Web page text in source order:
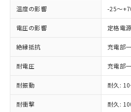
温度の影響 -25～
電圧の影響 定格電
絶縁抵抗 充電部
耐電圧 充電部
耐振動 耐久:
耐衝撃 耐久:
本サービスは、当社
商品の当社在庫状況
(税抜)を提供させて
当社制御機器事業取
本サービスの対象外
ことをご了承くださ
在庫状況および標準
記載している更新日
タに基づき作成され
調査・確認中：EU RoHS
非含有の対応状況を調査中
商品です。
非該当品：ライセンス料な
害物質有無と関係のない商
仕入先様の事情により、非
いたものが、含有品と判明
むを得ず変更することがあ
鉛(Pb) 1000ppm以下、 水銀(Hg)
※1 中国RoHS○×表
「○」：最大均質材料含有
基準値以下であることを示
「×」：最大均質材料含有
基準値を超えていることを
「－」：未確認です。当社
*中国RoHS10物質の基準値 (GB/
当社は、これら貴社
為替および外国貿易
（以下｢規制貨物等」
または国外への提供